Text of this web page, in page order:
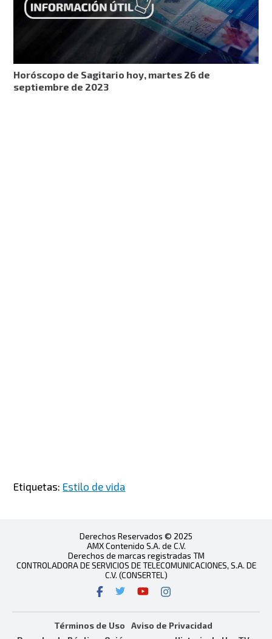
Horóscopo de Sagitario hoy, martes 26 de
septiembre de 2023
Etiquetas: Estilo de vida
Derechos Reservados © 2025
AMX Contenido S.A. de C.V.
Derechos de marcas registradas TM
CONTROLADORA DE SERVICIOS DE TELECOMUNICACIONES, S.A. DE
C.V. (CONSERTEL)
Términos de Uso
Aviso de Privacidad